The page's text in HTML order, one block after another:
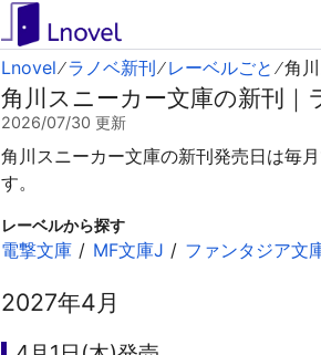
Lnovel ラノベ新刊 レーベルごと 角
角川スニーカー文庫の新刊｜
2026/07/30 更新
角川スニーカー文庫の新刊発売日は毎
す。
レーベルから探す
電撃文庫 MF文庫J ファンタジア文
2027年4月